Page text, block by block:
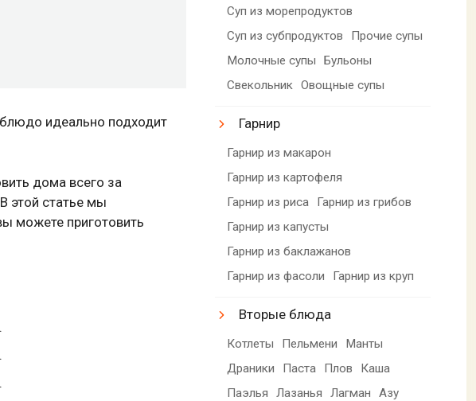
идеально подходит
дома всего за
этой статье мы
можете приготовить
Суп из морепродуктов
Суп из субпродуктов
Прочие супы
Молочные супы
Бульоны
Свекольник Овощные супы
Гарнир
Гарнир из макарон
Гарнир из картофеля
Гарнир из риса
Гарнир из грибов
Гарнир из капусты
Гарнир из баклажанов
Гарнир из фасоли
Гарнир из круп
Вторые блюда
Котлеты Пельмени
Манты
Драники
Паста Плов
Каша
Паэлья
Лазанья Лагман
Азу